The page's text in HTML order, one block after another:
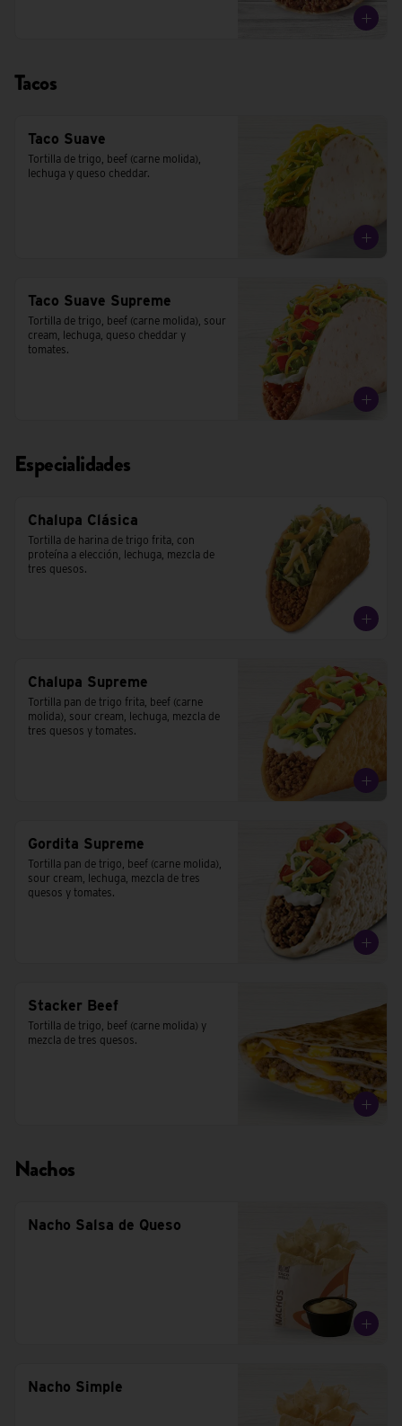
Tacos
Taco Suave
Tortilla de trigo, beef (carne molida),
lechuga y queso cheddar.
Taco Suave Supreme
Tortilla de trigo, beef (carne molida), sour
cream, lechuga, queso cheddar y
tomates.
Especialidades
Chalupa Clásica
Tortilla de harina de trigo frita, con
proteína a elección, lechuga, mezcla de
tres quesos.
Chalupa Supreme
Tortilla pan de trigo frita, beef (carne
molida), sour cream, lechuga, mezcla de
tres quesos y tomates.
Gordita Supreme
Tortilla pan de trigo, beef (carne molida),
sour cream, lechuga, mezcla de tres
quesos y tomates.
Stacker Beef
Tortilla de trigo, beef (carne molida) y
mezcla de tres quesos.
Nachos
Nacho Salsa de Queso
Nacho Simple